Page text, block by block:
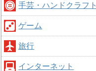
手芸・ハンドクラフト
ゲーム
旅行
インターネット